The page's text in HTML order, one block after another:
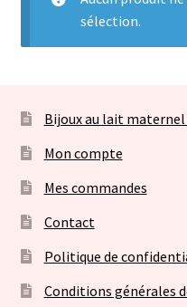
Envoyer votre lait
Bijoux personnalisables à
Consultation allaitement
Contact
Panier
sélection.
Bijoux au lait maternel
Mon compte
Mes commandes
Contact
Politique de
Conditions générales